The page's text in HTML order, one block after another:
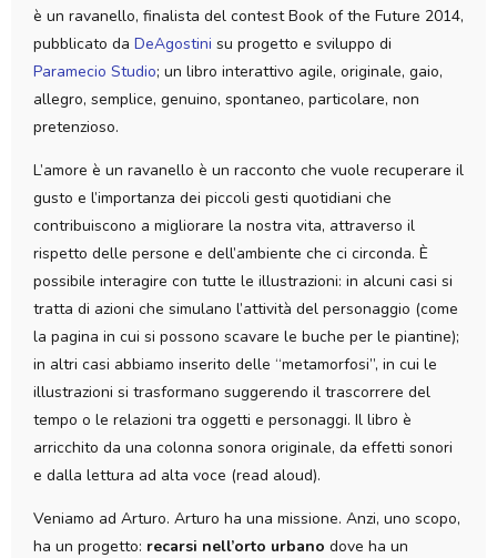
è un ravanello, finalista del contest Book of the Future 2014,
pubblicato da DeAgostini su progetto e sviluppo di
Paramecio Studio; un libro interattivo agile, originale, gaio,
allegro, semplice, genuino, spontaneo, particolare, non
pretenzioso.
L’amore è un ravanello è un racconto che vuole recuperare il
gusto e l’importanza dei piccoli gesti quotidiani che
contribuiscono a migliorare la nostra vita, attraverso il
rispetto delle persone e dell’ambiente che ci circonda. È
possibile interagire con tutte le illustrazioni: in alcuni casi si
tratta di azioni che simulano l’attività del personaggio (come
la pagina in cui si possono scavare le buche per le piantine);
in altri casi abbiamo inserito delle “metamorfosi”, in cui le
illustrazioni si trasformano suggerendo il trascorrere del
tempo o le relazioni tra oggetti e personaggi. Il libro è
arricchito da una colonna sonora originale, da effetti sonori
e dalla lettura ad alta voce (read aloud).
Veniamo ad Arturo. Arturo ha una missione. Anzi, uno scopo,
ha un progetto: recarsi nell’orto urbano dove ha un